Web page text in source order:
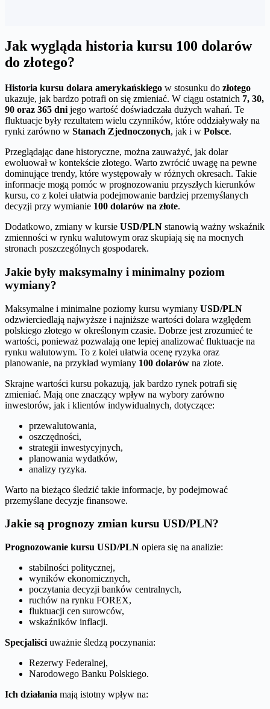
Jak wygląda historia kursu 100 dolarów
do złotego?
Historia kursu dolara amerykańskiego w stosunku do złotego
ukazuje, jak bardzo potrafi on się zmieniać. W ciągu ostatnich 7, 30,
90 oraz 365 dni jego wartość doświadczała dużych wahań. Te
fluktuacje były rezultatem wielu czynników, które oddziaływały na
rynki zarówno w Stanach Zjednoczonych, jak i w Polsce.
Przeglądając dane historyczne, można zauważyć, jak dolar
ewoluował w kontekście złotego. Warto zwrócić uwagę na pewne
dominujące trendy, które występowały w różnych okresach. Takie
informacje mogą pomóc w prognozowaniu przyszłych kierunków
kursu, co z kolei ułatwia podejmowanie bardziej przemyślanych
decyzji przy wymianie 100 dolarów na złote.
Dodatkowo, zmiany w kursie USD/PLN stanowią ważny wskaźnik
zmienności w rynku walutowym oraz skupiają się na mocnych
stronach poszczególnych gospodarek.
Jakie były maksymalny i minimalny poziom
wymiany?
Maksymalne i minimalne poziomy kursu wymiany USD/PLN
odzwierciedlają najwyższe i najniższe wartości dolara względem
polskiego złotego w określonym czasie. Dobrze jest zrozumieć te
wartości, ponieważ pozwalają one lepiej analizować fluktuacje na
rynku walutowym. To z kolei ułatwia ocenę ryzyka oraz
planowanie, na przykład wymiany 100 dolarów na złote.
Skrajne wartości kursu pokazują, jak bardzo rynek potrafi się
zmieniać. Mają one znaczący wpływ na wybory zarówno
inwestorów, jak i klientów indywidualnych, dotyczące:
przewalutowania,
oszczędności,
strategii inwestycyjnych,
planowania wydatków,
analizy ryzyka.
Warto na bieżąco śledzić takie informacje, by podejmować
przemyślane decyzje finansowe.
Jakie są prognozy zmian kursu USD/PLN?
Prognozowanie kursu USD/PLN opiera się na analizie:
stabilności politycznej,
wyników ekonomicznych,
poczytania decyzji banków centralnych,
ruchów na rynku FOREX,
fluktuacji cen surowców,
wskaźników inflacji.
Specjaliści uważnie śledzą poczynania:
Rezerwy Federalnej,
Narodowego Banku Polskiego.
Ich działania mają istotny wpływ na: